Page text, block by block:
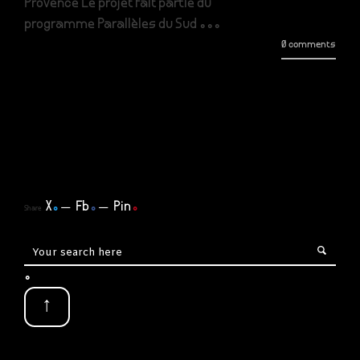
Provence Le projet fait partie du
programme Parallèles du Sud ...
0 comments
Share X. Fb. Pin.
.
↑